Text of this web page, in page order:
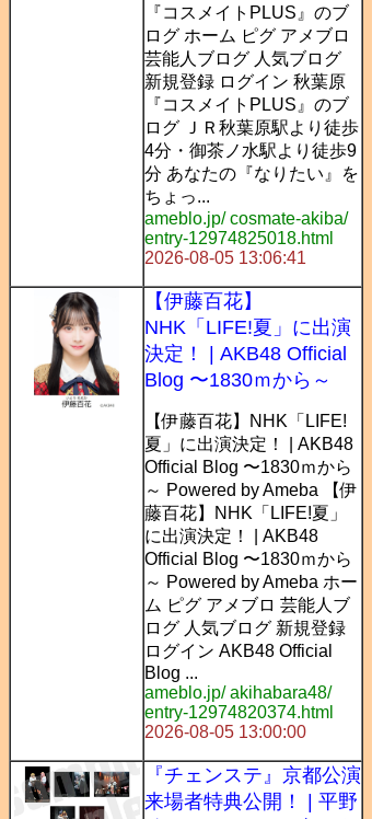
『コスメイトPLUS』のブ
ログ ホーム ピグ アメブロ
芸能人ブログ 人気ブログ
新規登録 ログイン 秋葉原
『コスメイトPLUS』のブ
ログ ＪＲ秋葉原駅より徒歩
4分・御茶ノ水駅より徒歩9
分 あなたの『なりたい』を
ちょっ...
ameblo.jp/ cosmate-akiba/
entry-12974825018.html
2026-08-05 13:06:41
【伊藤百花】
NHK「LIFE!夏」に出演
決定！ | AKB48 Official
Blog 〜1830ｍから～
【伊藤百花】NHK「LIFE!
夏」に出演決定！ | AKB48
Official Blog 〜1830ｍから
～ Powered by Ameba 【伊
藤百花】NHK「LIFE!夏」
に出演決定！ | AKB48
Official Blog 〜1830ｍから
～ Powered by Ameba ホー
ム ピグ アメブロ 芸能人ブ
ログ 人気ブログ 新規登録
ログイン AKB48 Official
Blog ...
ameblo.jp/ akihabara48/
entry-12974820374.html
2026-08-05 13:00:00
『チェンステ』京都公演
来場者特典公開！ | 平野